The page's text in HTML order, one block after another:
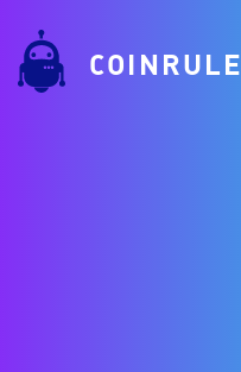
COINRULE